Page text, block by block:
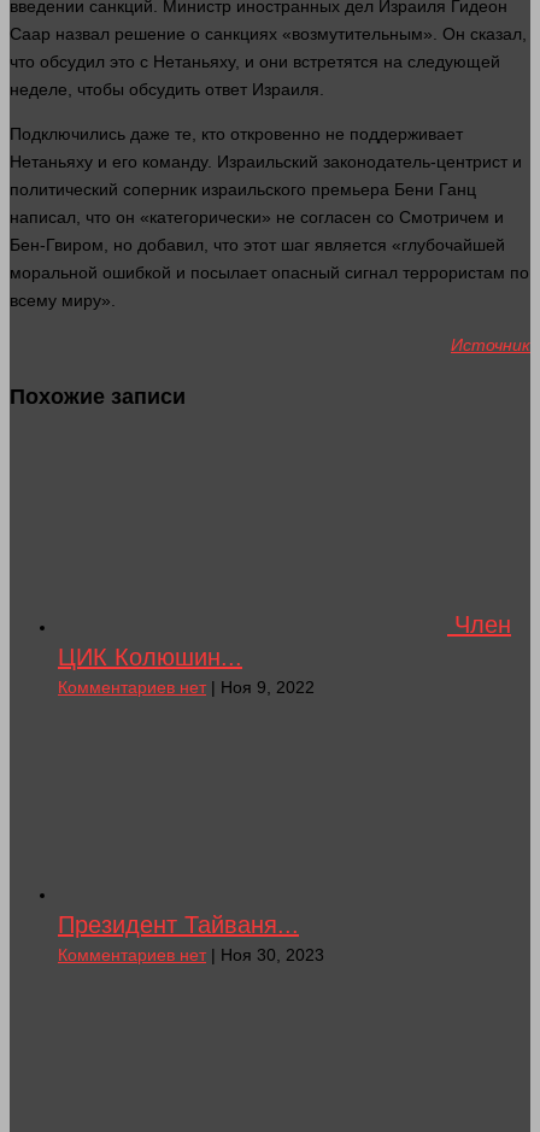
введении санкций. Министр иностранных дел Израиля Гидеон
Саар назвал решение о санкциях «возмутительным». Он сказал
что обсудил это с Нетаньяху, и они встретятся на следующей
неделе, чтобы обсудить ответ Израиля.
Подключились даже те, кто откровенно не поддерживает
Нетаньяху и его команду. Израильский законодатель-центрист и
политический соперник израильского премьера Бени Ганц
написал, что он «категорически» не согласен со Смотричем и
Бен-Гвиром, но добавил, что этот шаг является «глубочайшей
моральной ошибкой и посылает опасный сигнал террористам по
всему миру».
Источник
Похожие записи
Член
ЦИК Колюшин...
Комментариев нет| Ноя 9, 2022
Президент Тайваня...
Комментариев нет| Ноя 30, 2023